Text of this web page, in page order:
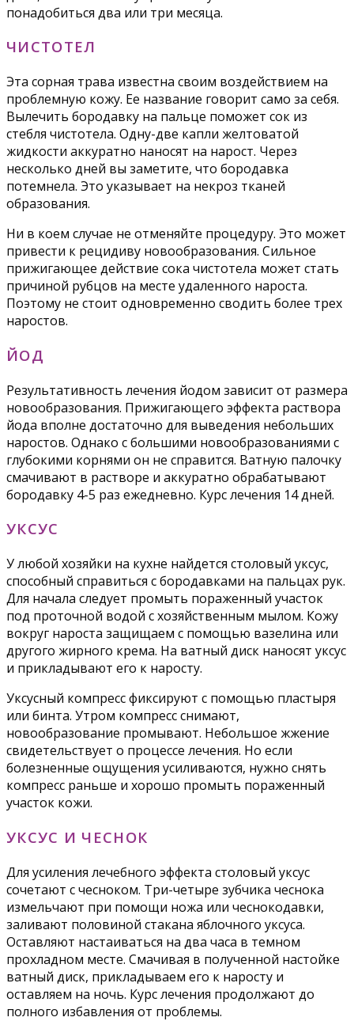
понадобиться два или три месяца.
ЧИСТОТЕЛ
Эта сорная трава известна своим воздействием на
проблемную кожу. Ее название говорит само за себя.
Вылечить бородавку на пальце поможет сок из
стебля чистотела. Одну-две капли желтоватой
жидкости аккуратно наносят на нарост. Через
несколько дней вы заметите, что бородавка
потемнела. Это указывает на некроз тканей
образования.
Ни в коем случае не отменяйте процедуру. Это может
привести к рецидиву новообразования. Сильное
прижигающее действие сока чистотела может стать
причиной рубцов на месте удаленного нароста.
Поэтому не стоит одновременно сводить более трех
наростов.
ЙОД
Результативность лечения йодом зависит от размера
новообразования. Прижигающего эффекта раствора
йода вполне достаточно для выведения небольших
наростов. Однако с большими новообразованиями с
глубокими корнями он не справится. Ватную палочку
смачивают в растворе и аккуратно обрабатывают
бородавку 4-5 раз ежедневно. Курс лечения 14 дней.
УКСУС
У любой хозяйки на кухне найдется столовый уксус,
способный справиться с бородавками на пальцах рук.
Для начала следует промыть пораженный участок
под проточной водой с хозяйственным мылом. Кожу
вокруг нароста защищаем с помощью вазелина или
другого жирного крема. На ватный диск наносят уксус
и прикладывают его к наросту.
Уксусный компресс фиксируют с помощью пластыря
или бинта. Утром компресс снимают,
новообразование промывают. Небольшое жжение
свидетельствует о процессе лечения. Но если
болезненные ощущения усиливаются, нужно снять
компресс раньше и хорошо промыть пораженный
участок кожи.
УКСУС И ЧЕСНОК
Для усиления лечебного эффекта столовый уксус
сочетают с чесноком. Три-четыре зубчика чеснока
измельчают при помощи ножа или чеснокодавки,
заливают половиной стакана яблочного уксуса.
Оставляют настаиваться на два часа в темном
прохладном месте. Смачивая в полученной настойке
ватный диск, прикладываем его к наросту и
оставляем на ночь. Курс лечения продолжают до
полного избавления от проблемы.